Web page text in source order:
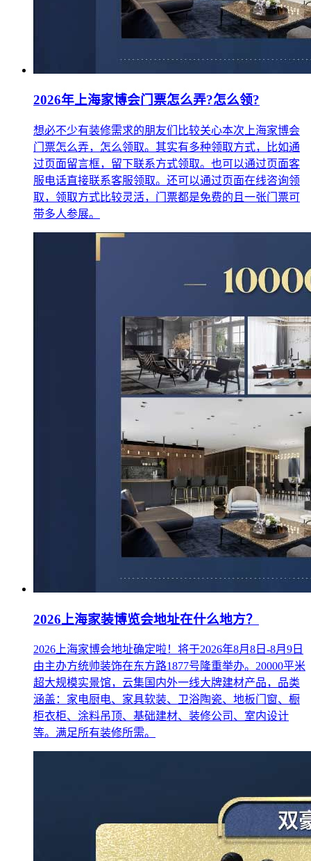
2026年上海家博会门票怎么弄?怎么领?
想必不少有装修需求的朋友们比较关心本次上海家博会
门票怎么弄，怎么领取。其实有多种领取方式，比如通
过页面留言框，留下联系方式领取。也可以通过页面客
服电话直接联系客服领取。还可以通过页面在线咨询领
取，领取方式比较灵活，门票都是免费的且一张门票可
带多人参展。
2026上海家装博览会地址在什么地方？
2026上海家博会地址确定啦！将于2026年8月8日-8月9日
由主办方统帅装饰在东方路1877号隆重举办。20000平米
超大规模实景馆，云集国内外一线大牌建材产品，品类
涵盖：家电厨电、家具软装、卫浴陶瓷、地板门窗、橱
柜衣柜、涂料吊顶、基础建材、装修公司、室内设计
等。满足所有装修所需。